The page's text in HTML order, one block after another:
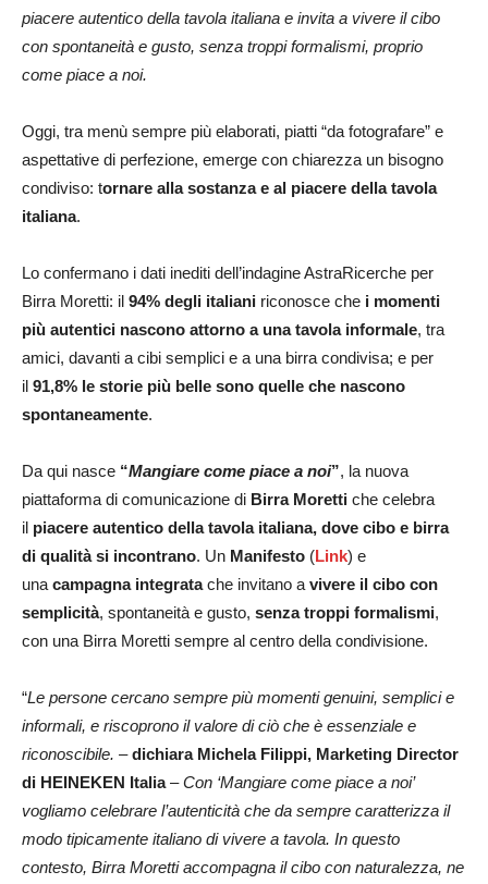
piacere autentico della tavola italiana e invita a vivere il cibo
con spontaneità e gusto, senza troppi formalismi, proprio
come piace a noi.
Oggi, tra menù sempre più elaborati, piatti “da fotografare” e
aspettative di perfezione, emerge con chiarezza un bisogno
condiviso: tornare alla sostanza e al piacere della tavola
italiana.
Lo confermano i dati inediti dell’indagine AstraRicerche per
Birra Moretti: il 94% degli italiani riconosce che i momenti
più autentici nascono attorno a una tavola informale, tra
amici, davanti a cibi semplici e a una birra condivisa; e per
il 91,8% le storie più belle sono quelle che nascono
spontaneamente.
Da qui nasce “Mangiare come piace a noi”, la nuova
piattaforma di comunicazione di Birra Moretti che celebra
il piacere autentico della tavola italiana, dove cibo e birra
di qualità si incontrano. Un Manifesto (Link) e
una campagna integratache invitano a vivere il cibo con
semplicità, spontaneità e gusto, senza troppi formalismi,
con una Birra Moretti sempre al centro della condivisione.
“Le persone cercano sempre più momenti genuini, semplici e
informali, e riscoprono il valore di ciò che è essenziale e
riconoscibile. –dichiara Michela Filippi, Marketing Director
di HEINEKEN Italia–Con ‘Mangiare come piace a noi’
vogliamo celebrare l’autenticità che da sempre caratterizza il
modo tipicamente italiano di vivere a tavola. In questo
contesto, Birra Moretti accompagna il cibo con naturalezza, ne